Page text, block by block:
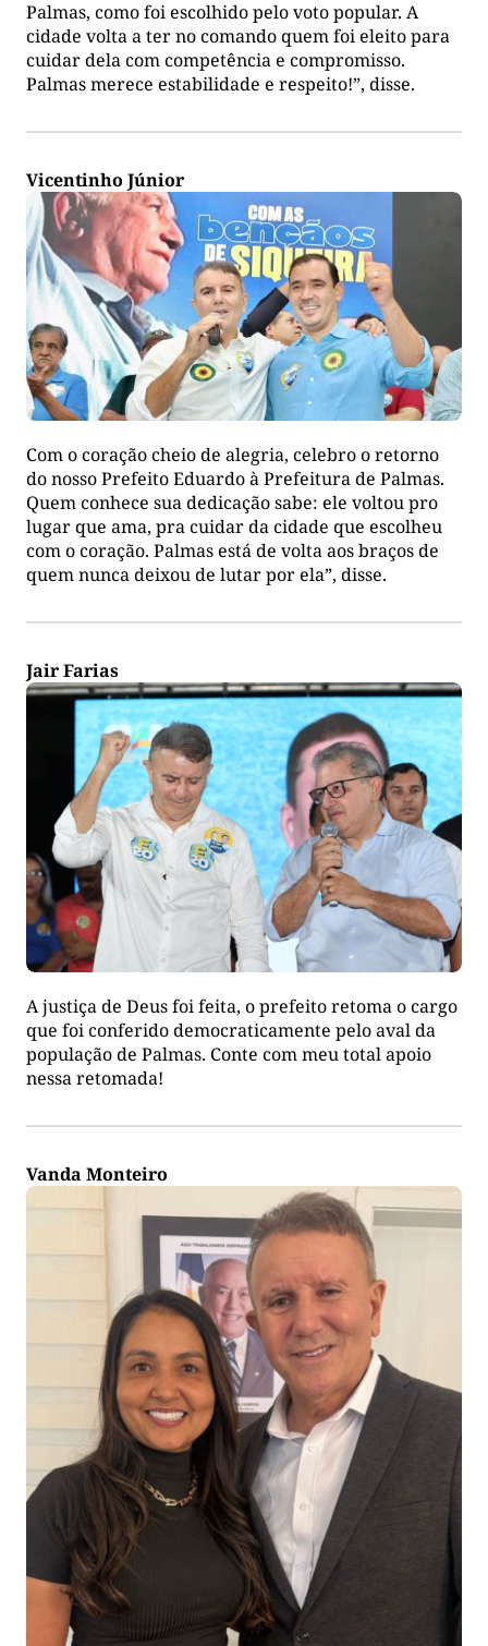
Palmas, como foi escolhido pelo voto popular. A
cidade volta a ter no comando quem foi eleito para
cuidar dela com competência e compromisso.
Palmas merece estabilidade e respeito!”, disse.
Vicentinho Júnior
Com o coração cheio de alegria, celebro o retorno
do nosso Prefeito Eduardo à Prefeitura de Palmas.
Quem conhece sua dedicação sabe: ele voltou pro
lugar que ama, pra cuidar da cidade que escolheu
com o coração. Palmas está de volta aos braços de
quem nunca deixou de lutar por ela”, disse.
Jair Farias
A justiça de Deus foi feita, o prefeito retoma o cargo
que foi conferido democraticamente pelo aval da
população de Palmas. Conte com meu total apoio
nessa retomada!
Vanda Monteiro